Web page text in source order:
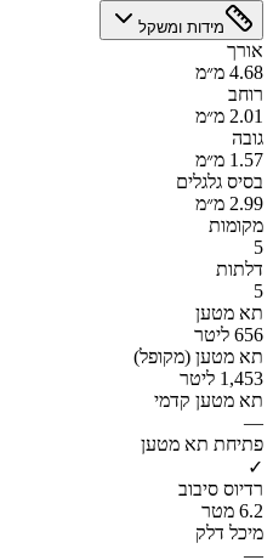
מידות ומשקל
אורך
4.68 מ״מ
רוחב
2.01 מ״מ
גובה
1.57 מ״מ
בסיס גלגלים
2.99 מ״מ
מקומות
5
דלתות
5
תא מטען
656 ליטר
תא מטען (מקופל)
1,453 ליטר
תא מטען קדמי
—
פתיחת תא מטען
✓
רדיוס סיבוב
6.2 מטר
מיכל דלק
—